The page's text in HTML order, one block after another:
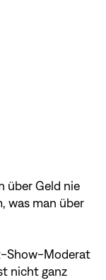
über Geld nie
was man über
Show-Moderat
nicht ganz